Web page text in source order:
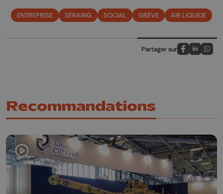
ENTREPRISE SERAING SOCIAL GRÈVE AIR LIQUIDE
Partager sur
Partagez sur
Partagez
Recommandations